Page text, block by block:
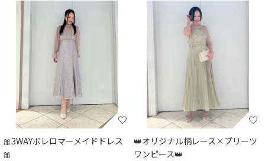
🎀3WAYボレロマーメイドドレス
🎀
👑オリジナル柄レース×プリーツ
ワンピース👑